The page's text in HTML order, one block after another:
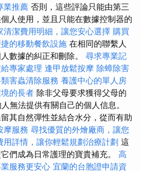
業推薦 否則，這些評論只能由第三
人使用，並且只能在數據控制器的
清潔費用明細，讓您安心選擇 購買
的移動餐飲設施 在相同的聯繫人
數據的糾正和刪除。 尋求專業記
專家處理 逢甲放鬆按摩 除蟑除害
害蟲清除服務 養護中心的單人房
的長者 除非父母要求獲得父母的
無法提供有關自己的個人信息。
其自然彈性並結合水分，從而有助
摩服務 尋找優質的外燴廠商，讓您
用詳情，讓你輕鬆規劃治療計劃 這
們成為日常護理的寶貴補充。 高
服務更安心 宜蘭的台胞證申請資